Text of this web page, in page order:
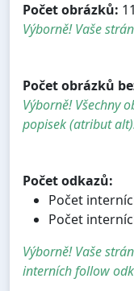
Počet obrázků: 11
Výborně! Vaše
Počet obrázků
Výborně! Všechny
popisek (atribut
Počet odkazů:
Počet
Počet
Výborně! Vaše
interních follow